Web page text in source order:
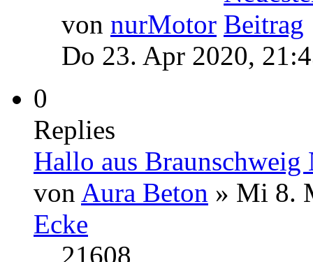
von nurMotor
Do 23. Apr 2020,
0
Replies
Hallo aus Braunschweig
von Aura Beton » Mi 8.
Ecke
21608